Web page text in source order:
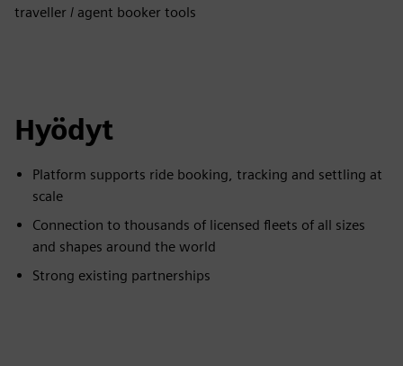
traveller / agent booker tools
Hyödyt
Platform supports ride booking, tracking and settling at
scale
Connection to thousands of licensed fleets of all sizes
and shapes around the world
Strong existing partnerships